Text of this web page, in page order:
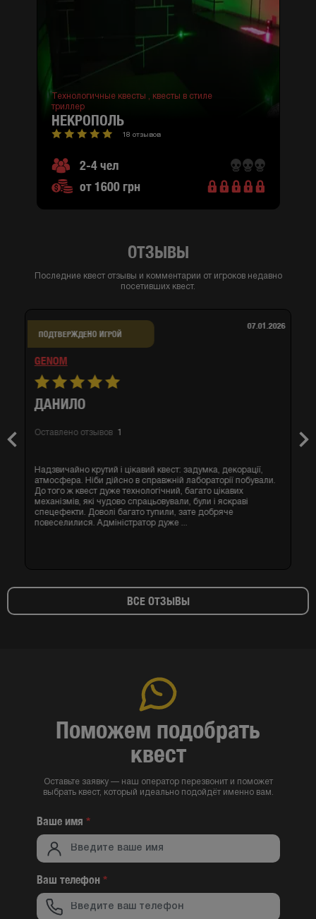
Технологичные квесты , квесты в стиле
триллер
НЕКРОПОЛЬ
18 отзывов
2-4 чел
от 1600 грн
ОТЗЫВЫ
Последние квест отзывы и комментарии от игроков недавно
посетивших квест.
Previous
GENOM
ДАНИЛО
Оставлено отзывов 1
07.01.2026
Надзвичайно крутий і цікавий квест: задумка, декорації,
атмосфера. Ніби дійсно в справжній лабораторії побували.
До того ж квест дуже технологічний, багато цікавих
механізмів, які чудово спрацьовували, були і яскраві
спецефекти. Доволі багато тупили, зате добряче
повеселилися. Адміністратор дуже ...
ПОДТВЕРЖДЕНО ИГРОЙ
ВСЕ ОТЗЫВЫ
Поможем подобрать
квест
Оставьте заявку — наш оператор перезвонит и поможет
выбрать квест, который идеально подойдёт именно вам.
Ваше имя *
Ваш телефон*